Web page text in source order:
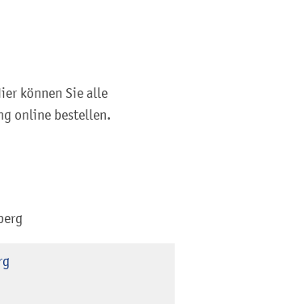
können Sie alle
online bestellen.